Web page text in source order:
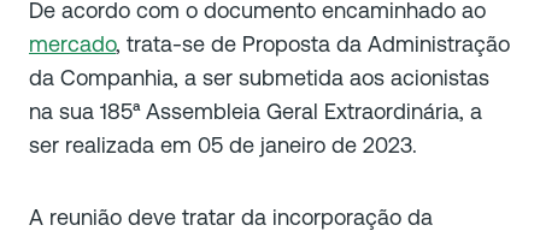
De acordo com o documento encaminhado ao
mercado, trata-se de Proposta da Administração
da Companhia, a ser submetida aos acionistas
na sua 185ª Assembleia Geral Extraordinária, a
ser realizada em 05 de janeiro de 2023.
A reunião deve tratar da incorporação da